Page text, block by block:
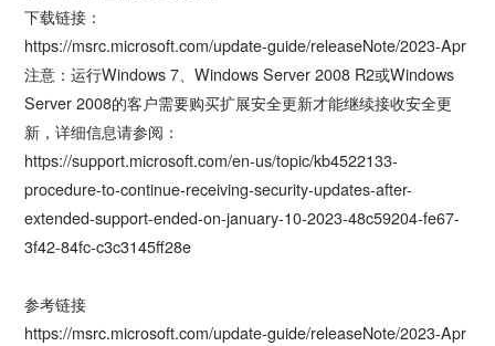
下载链接：
https://msrc.microsoft.com/update-guide/releaseNote/2023-Apr
注意：运行Windows 7、Windows Server 2008 R2或Windows
Server 2008的客户需要购买扩展安全更新才能继续接收安全更
新，详细信息请参阅：
https://support.microsoft.com/en-us/topic/kb4522133-
procedure-to-continue-receiving-security-updates-after-
extended-support-ended-on-january-10-2023-48c59204-fe67-
3f42-84fc-c3c3145ff28e
参考链接
https://msrc.microsoft.com/update-guide/releaseNote/2023-Apr